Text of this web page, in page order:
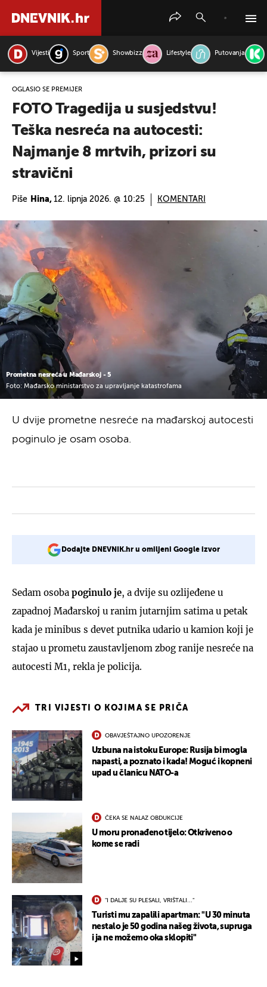
Vijesti Sport Showbizz Lifestyle Putovanja
OGLASIO SE PREMIJER
FOTO Tragedija u susjedstvu!
Teška nesreća na autocesti:
Najmanje 8 mrtvih, prizori su
stravični
Piše Hina, 12. lipnja 2026. @ 10:25 KOMENTARI
Prometna nesreća u Mađarskoj - 5
Foto: Mađarsko ministarstvo za upravljanje katastrofama
U dvije prometne nesreće na mađarskoj autocesti
poginulo je osam osoba.
Dodajte DNEVNIK.hr u omiljeni Google izvor
Sedam osoba poginulo je, a dvije su ozlijeđene u
zapadnoj Mađarskoj u ranim jutarnjim satima u petak
kada je minibus s devet putnika udario u kamion koji je
stajao u prometu zaustavljenom zbog ranije nesreće na
autocesti M1, rekla je policija.
TRI VIJESTI O KOJIMA SE PRIČA
OBAVJEŠTAJNO UPOZORENJE
Uzbuna na istoku Europe: Rusija bi mogla
napasti, a poznato i kada! Moguć i kopneni
upad u članicu NATO-a
ČEKA SE NALAZ OBDUKCIJE
U moru pronađeno tijelo: Otkriveno o
kome se radi
"I DALJE SU PLESALI, VRIŠTALI..."
Turisti mu zapalili apartman: "U 30 minuta
nestalo je 50 godina našeg života, supruga
i ja ne možemo oka sklopiti"
PRETRAŽITE VIJESTI